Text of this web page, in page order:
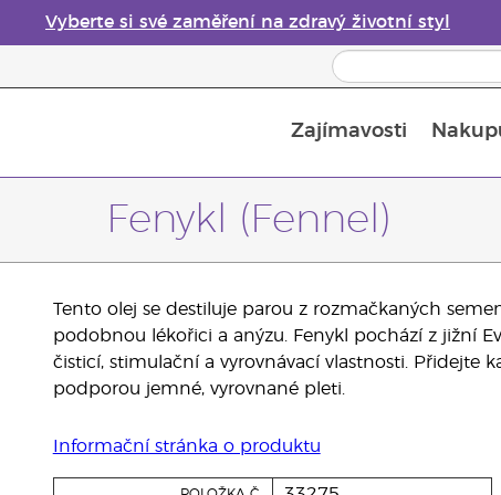
Vyberte si své zaměření na zdravý životní styl
Zajímavosti
Fenykl (Fennel)
Tento olej se destiluje parou z rozmačkaných
podobnou lékořici a anýzu. Fenykl pochází z jižní
čisticí, stimulační a vyrovnávací vlastnosti.
podporou jemné, vyrovnané pleti.
Informační stránka o produktu